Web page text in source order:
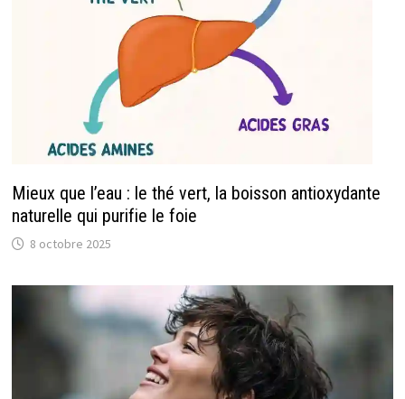
Mieux que l’eau : le thé vert, la boisson antioxydante
naturelle qui purifie le foie
8 octobre 2025